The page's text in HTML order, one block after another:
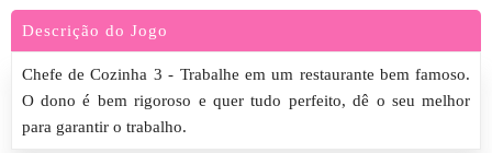
Descrição do Jogo
Chefe de Cozinha 3 - Trabalhe em um restaurante bem famoso.
O dono é bem rigoroso e quer tudo perfeito, dê o seu melhor
para garantir o trabalho.